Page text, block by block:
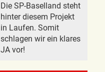
Die SP-Baselland steht
hinter diesem Projekt
in Laufen. Somit
schlagen wir ein klares
JA vor!